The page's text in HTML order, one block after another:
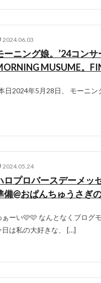
2024.06.03
ーニング娘。’24コン
MUSUME。
日2024年5月28日、 モーニン
2024.05.24
ロプロバースデーメッ
備@おぱんちゅうさぎ
ぁーい🩷🩷 なんとなくブログ
日は私の大好きな、 […]